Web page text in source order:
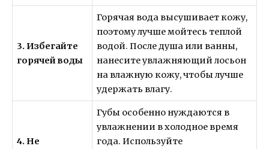
3. Избегайте
горячей воды
Горячая вода высушивает кожу,
поэтому лучше мойтесь теплой
водой. После душа или ванны,
нанесите увлажняющий лосьон
на влажную кожу, чтобы лучше
удержать влагу.
4. Не
Губы особенно нуждаются в
увлажнении в холодное время
года. Используйте